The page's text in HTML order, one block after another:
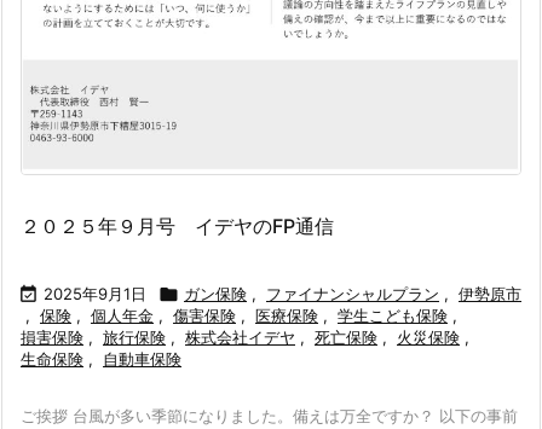
２０２５年９月号 イデヤのFP通信
 2025年9月1日  ガン保険 , ファイナンシャルプラン , 伊勢原市
, 保険 , 個人年金 , 傷害保険 , 医療保険 , 学生こども保険 ,
損害保険 , 旅行保険 , 株式会社イデヤ , 死亡保険 , 火災保険 ,
生命保険 , 自動車保険
ご挨拶 台風が多い季節になりました。備えは万全ですか？ 以下の事前